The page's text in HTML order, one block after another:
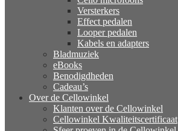
Versterkers
Effect pedalen
Looper pedalen
Kabels en adapters
Bladmuziek
eBooks
Benodigdheden
Cadeau’s
Over de Cellowinkel
Klanten over de Cellowinkel
Cellowinkel Kwaliteitscertificaat